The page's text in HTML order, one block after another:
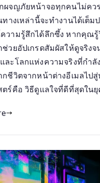
ผจญภัยหน้าจอทุกคนไม่คว
ทางเหล่านี้จะทำงานได้เต็
วามรู้สึกได้ลึกซึ้ง หากคุณ
วยอัปเกรดสัมผัสให้ดูจริง
ละโลกแห่งความจริงที่กำ
กชีวิตจากหน้าต่างอีเมลไป
ตร์คือ วิธีดูแลใจที่ดีที่สุดใน